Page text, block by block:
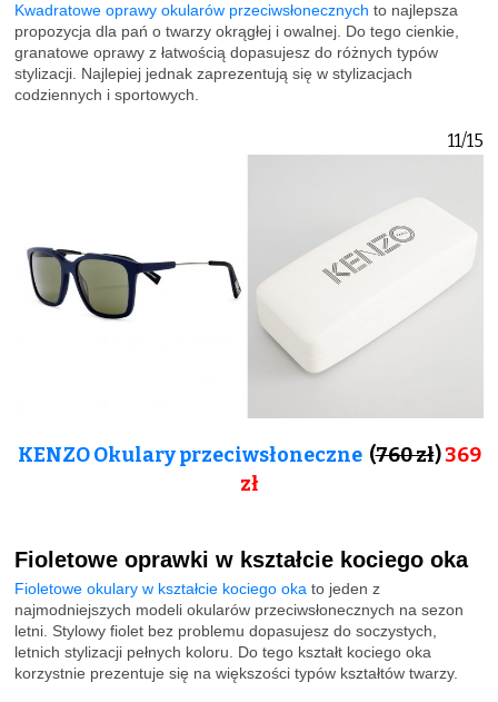
Kwadratowe oprawy okularów przeciwsłonecznych to najlepsza
propozycja dla pań o twarzy okrągłej i owalnej. Do tego cienkie,
granatowe oprawy z łatwością dopasujesz do różnych typów
stylizacji. Najlepiej jednak zaprezentują się w stylizacjach
codziennych i sportowych.
11/15
KENZO Okulary przeciwsłoneczne (760 zł)369
zł
Fioletowe oprawki w kształcie kociego oka
Fioletowe okulary w kształcie kociego oka to jeden z
najmodniejszych modeli okularów przeciwsłonecznych na sezon
letni. Stylowy fiolet bez problemu dopasujesz do soczystych,
letnich stylizacji pełnych koloru. Do tego kształt kociego oka
korzystnie prezentuje się na większości typów kształtów twarzy.